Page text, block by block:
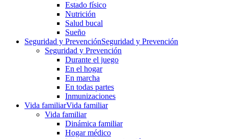
Estado físico
Nutrición
Salud bucal
Sueño
Seguridad y PrevenciónSeguridad y Prevención
Seguridad y Prevención
Durante el juego
En el hogar
En marcha
En todas partes
Inmunizaciones
Vida familiarVida familiar
Vida familiar
Dinámica familiar
Hogar médico